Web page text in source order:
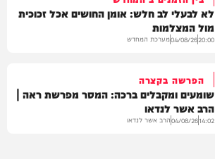
לא לבעלי לב חלש: אומן החושים אכל זכוכית
מול המצלמות
20:00
04/08/26מערכת המחדש
הפרשה בקצרה
שומעים ומקבלים ברכה: המסר מפרשת ראה |
הרב אשר לנדאו
14:02
04/08/26הרב אשר לנדאו